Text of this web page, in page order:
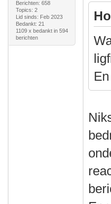
Berichten: 658
Topics: 2
Lid sinds: Feb 2023
Bedankt: 21
1109 x bedankt in 594
berichten